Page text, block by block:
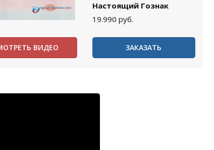
Настоящий Гознак
19.990 руб.
ВИДЕО ЗАКАЗАТЬ